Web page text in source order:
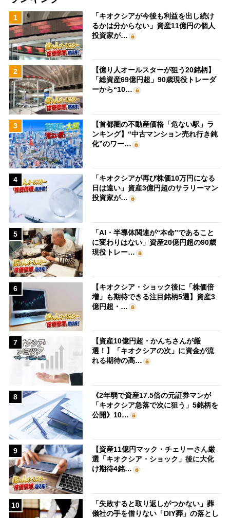
1
「キオクシアが今後も利益を出し続け
るかは分からない」資産11億円の個人
投資家が…
2
【億り人オールスターが狙う20銘柄】
「総資産69億円超」90歳現役トレーダ
ーから“10…
3
【首都圏の不動産価格「危ない駅」ラ
ンキング】“中古マンション売れ行き鈍
化”のワー…
4
「キオクシアが再び株価10万円になる
日は遠い」資産3億円超のサラリーマン
投資家が…
5
「AI・半導体関連が“本命”であること
に変わりはない」資産20億円超の90歳
現役トレー…
6
【キオクシア・ショック後に「株価倍
増」も期待できる注目銘柄5選】資産3
億円超・…
7
【資産10億円超・かんちさんが厳
選！】「キオクシアの次」に資金が流
れる期待の高…
8
《2年弱で資産17.5倍の元証券マンが
「キオクシア急落で次に狙う」5銘柄を
公開》10…
9
【資産11億円マック・チェリーさん厳
選「キオクシア・ショック」後に大化
け期待4銘…
10
「失敗すると取り返しがつかない」葬
儀社の手を借りない「DIY葬」の落とし